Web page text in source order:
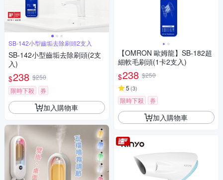
SB-142小型齒垢去除刷頭2支入
SB-142小型齒垢去除刷頭(2支
入)
$238 $250
限時下殺
券
加入購物車
【OMRON 歐姆龍】SB-182超
細軟毛刷頭(1卡2支入)
$238 $250
5 (3)
限時下殺 券
加入購物車